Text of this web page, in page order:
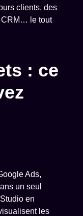
clients, des
CRM… le tout
: ce
Ads,
un seul
en
les